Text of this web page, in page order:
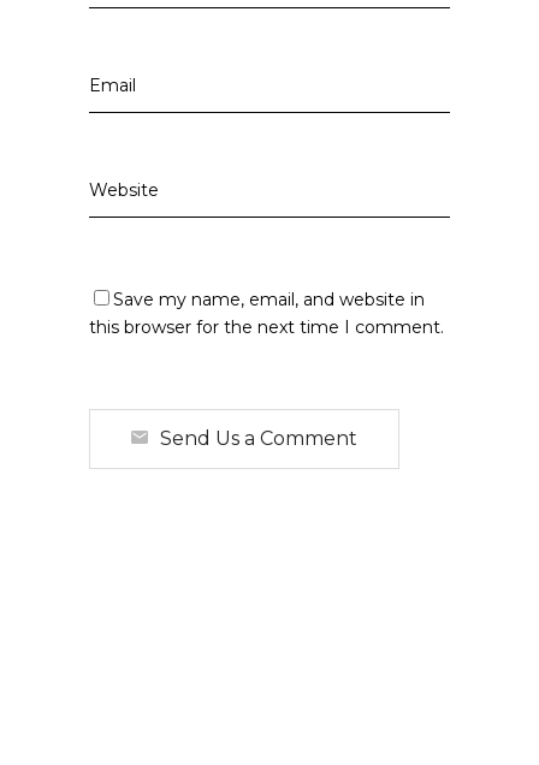
Save my name, email, and website in
this browser for the next time I comment.
Send Us a Comment